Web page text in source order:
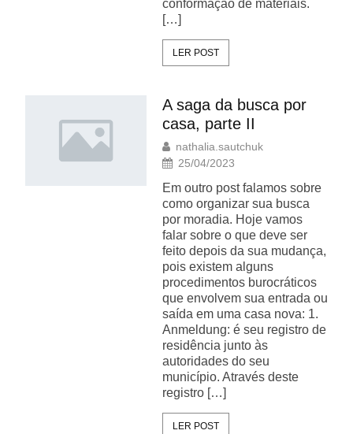
conformação de materiais.
[…]
LER POST
A saga da busca por
casa, parte II
nathalia.sautchuk
25/04/2023
Em outro post falamos sobre
como organizar sua busca
por moradia. Hoje vamos
falar sobre o que deve ser
feito depois da sua mudança,
pois existem alguns
procedimentos burocráticos
que envolvem sua entrada ou
saída em uma casa nova: 1.
Anmeldung: é seu registro de
residência junto às
autoridades do seu
município. Através deste
registro […]
LER POST